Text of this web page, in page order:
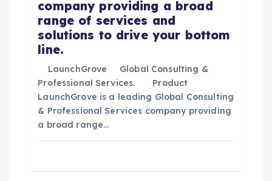
company providing a broad
range of services and
solutions to drive your bottom
line.
LaunchGrove Global Consulting &
Professional Services. Product
LaunchGrove is a leading Global Consulting
& Professional Services company providing
a broad range…